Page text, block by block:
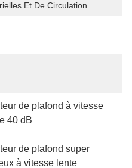
Et De Circulation
de plafond à vitesse
40 dB
de plafond super
à vitesse lente